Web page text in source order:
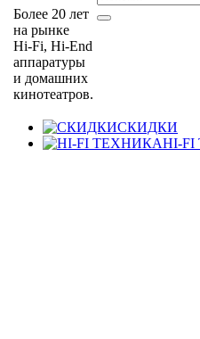
Более 20 лет
на рынке
Hi-Fi, Hi-End
аппаратуры
и домашних
кинотеатров.
СКИДКИ
HI-